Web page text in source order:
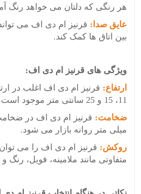
هر رنگی که دلتان می خواهد رنگ
عایق صدا: قرنیز ام دی اف می
بین اتاق ها کمک کند.
ویژگی های قرنیز ام دی اف:
ارتفاع:
11، 15 و 25 سانتی متر موجود است.
ضخامت:
میلی متر روانه بازار می شود.
روکش: قرنیز ام دی اف را می
متفاوتی مانند ملامینه، فویل، رنگ